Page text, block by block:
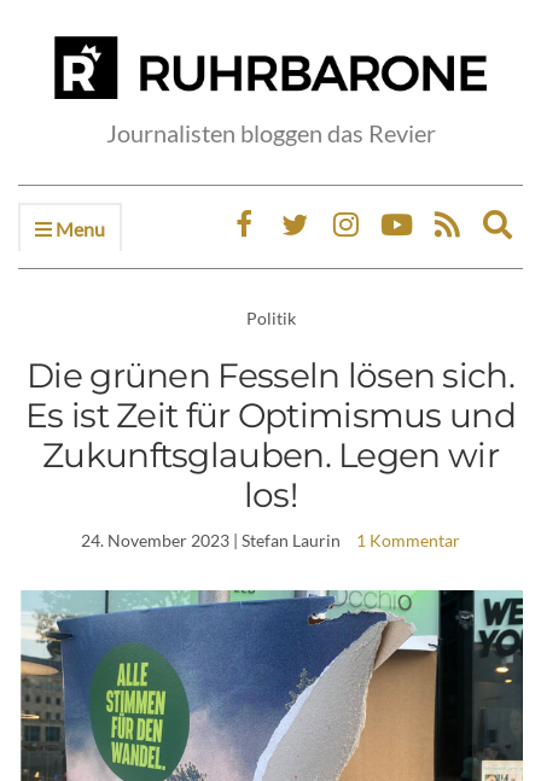
Journalisten bloggen das Revier
Menu
Politik
Die grünen Fesseln lösen sich.
Es ist Zeit für Optimismus und
Zukunftsglauben. Legen wir
los!
24. November 2023 | Stefan Laurin 1 Kommentar